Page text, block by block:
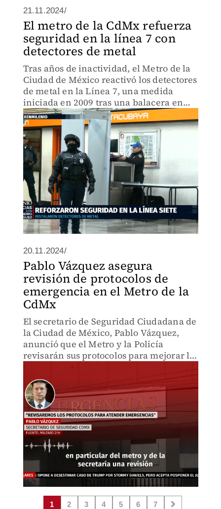
21.11.2024/
El metro de la CdMx refuerza
seguridad en la línea 7 con
detectores de metal
Tras años de inactividad, el Metro de la
Ciudad de México reactivó los detectores
de metal en la Línea 7, una medida
iniciada en 2009 tras una balacera en
Balderas.
20.11.2024/
Pablo Vázquez asegura
revisión de protocolos de
emergencia en el Metro de la
CdMx
El secretario de Seguridad Ciudadana de
la Ciudad de México, Pablo Vázquez,
anunció que el Metro y la Policía
revisarán sus protocolos para mejorar la
en entrevista con Elisa Alanís.
1 2 3 4 5 6 7